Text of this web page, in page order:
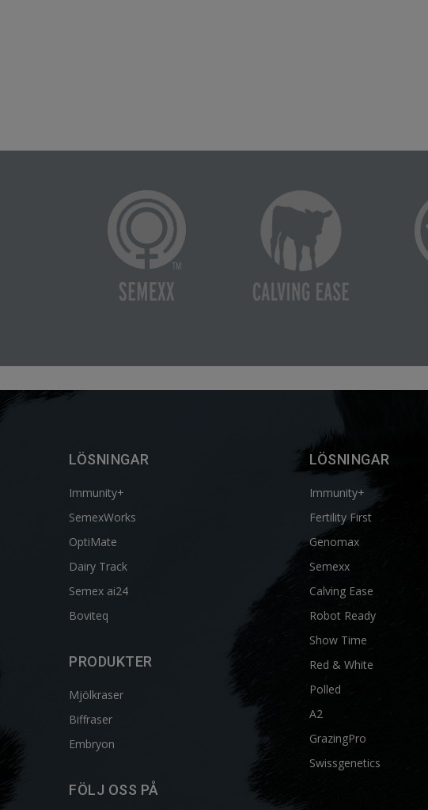
LÖSNINGAR
Immunity+
SemexWorks
OptiMate
Dairy Track
Semex ai24
Boviteq
PRODUKTER
Mjölkraser
Biffraser
Embryon
FÖLJ OSS PÅ
LÖSNINGAR
Immunity+
Fertility First
Genomax
Semexx
Calving Ease
Robot Ready
Show Time
Red & White
Polled
A2
GrazingPro
Swissgenetics